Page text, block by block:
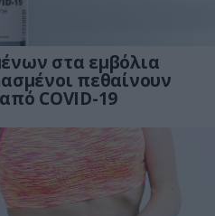
στα εμβόλια
πεθαίνουν
COVID-19